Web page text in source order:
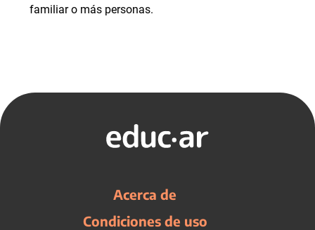
familiar o más personas.
Acerca de
Condiciones de uso